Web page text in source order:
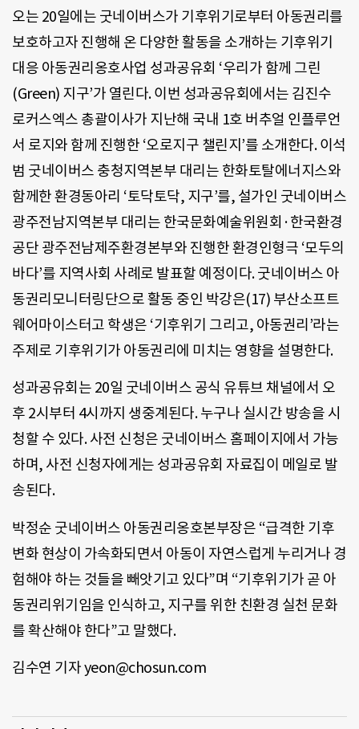
오는 20일에는 굿네이버스가 기후위기로부터 아동권리를
보호하고자 진행해 온 다양한 활동을 소개하는 기후위기
대응 아동권리옹호사업 성과공유회 ‘우리가 함께 그린
(Green) 지구’가 열린다. 이번 성과공유회에서는 김진수
로커스엑스 총괄이사가 지난해 국내 1호 버추얼 인플루언
서 로지와 함께 진행한 ‘오로지구 챌린지’를 소개한다. 이석
범 굿네이버스 충청지역본부 대리는 한화토탈에너지스와
함께한 환경동아리 ‘토닥토닥, 지구’를, 설가인 굿네이버스
광주전남지역본부 대리는 한국문화예술위원회·한국환경
공단 광주전남제주환경본부와 진행한 환경인형극 ‘모두의
바다’를 지역사회 사례로 발표할 예정이다. 굿네이버스 아
동권리모니터링단으로 활동 중인 박강은(17) 부산소프트
웨어마이스터고 학생은 ‘기후위기 그리고, 아동권리’라는
주제로 기후위기가 아동권리에 미치는 영향을 설명한다.
성과공유회는 20일 굿네이버스 공식 유튜브 채널에서 오
후 2시부터 4시까지 생중계된다. 누구나 실시간 방송을 시
청할 수 있다. 사전 신청은 굿네이버스 홈페이지에서 가능
하며, 사전 신청자에게는 성과공유회 자료집이 메일로 발
송된다.
박정순 굿네이버스 아동권리옹호본부장은 “급격한 기후
변화 현상이 가속화되면서 아동이 자연스럽게 누리거나 경
험해야 하는 것들을 빼앗기고 있다”며 “기후위기가 곧 아
동권리위기임을 인식하고, 지구를 위한 친환경 실천 문화
를 확산해야 한다”고 말했다.
김수연 기자 yeon@chosun.com